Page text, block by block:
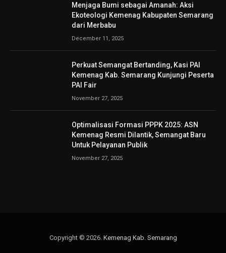
Menjaga Bumi sebagai Amanah: Aksi
Ekoteologi Kemenag Kabupaten Semarang
dari Merbabu
December 11, 2025
Perkuat Semangat Bertanding, Kasi PAI
Kemenag Kab. Semarang Kunjungi Peserta
PAI Fair
November 27, 2025
Optimalisasi Formasi PPPK 2025: ASN
Kemenag Resmi Dilantik, Semangat Baru
Untuk Pelayanan Publik
November 27, 2025
Copyright © 2026. Kemenag Kab. Semarang